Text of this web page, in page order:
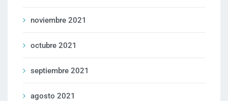
noviembre 2021
octubre 2021
septiembre 2021
agosto 2021